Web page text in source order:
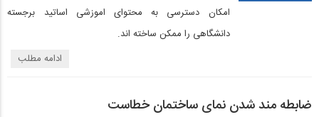
امکان دسترسی به محتوای اموزشی اساتید برجسته
دانشگاهی را ممکن ساخته اند.
ادامه مطلب
ضابطه‌ مند شدن نمای ساختمان خطاست